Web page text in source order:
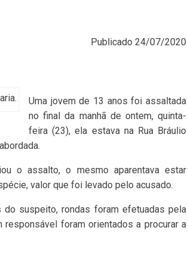
Publicado 24/07/2020
Uma jovem de 13 anos foi assaltada
no final da manhã de ontem, quinta-
feira (23), ela estava na Rua Bráulio
o assalto, o mesmo aparentava estar
valor que foi levado pelo acusado.
suspeito, rondas foram efetuadas pela
foram orientados a procurar a